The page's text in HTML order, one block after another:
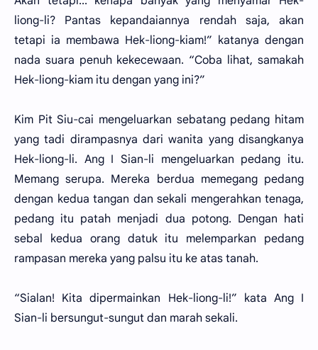
liong-li? Pantas kepandaiannya rendah saja, akan
tetapi ia membawa Hek-liong-kiam!” katanya dengan
nada suara penuh kekecewaan. “Coba lihat, samakah
Hek-liong-kiam itu dengan yang ini?”
Kim Pit Siu-cai mengeluarkan sebatang pedang hitam
yang tadi dirampasnya dari wanita yang disangkanya
Hek-liong-li. Ang I Sian-li mengeluarkan pedang itu.
Memang serupa. Mereka berdua memegang pedang
dengan kedua tangan dan sekali mengerahkan tenaga,
pedang itu patah menjadi dua potong. Dengan hati
sebal kedua orang datuk itu melemparkan pedang
rampasan mereka yang palsu itu ke atas tanah.
“Sialan! Kita dipermainkan Hek-liong-li!” kata Ang I
Sian-li bersungut-sungut dan marah sekali.